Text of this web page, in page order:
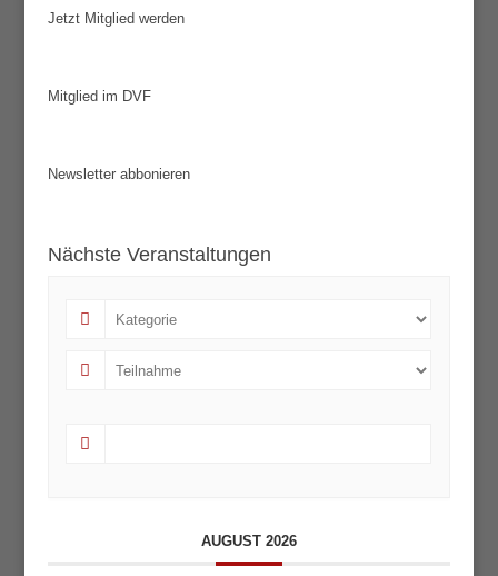
Jetzt Mitglied werden
Mitglied im DVF
Newsletter abbonieren
Nächste Veranstaltungen
AUGUST 2026